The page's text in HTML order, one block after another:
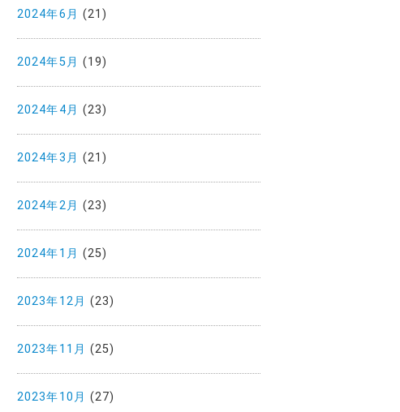
2024年6月 (21)
2024年5月 (19)
2024年4月 (23)
2024年3月 (21)
2024年2月 (23)
2024年1月 (25)
2023年12月 (23)
2023年11月 (25)
2023年10月 (27)